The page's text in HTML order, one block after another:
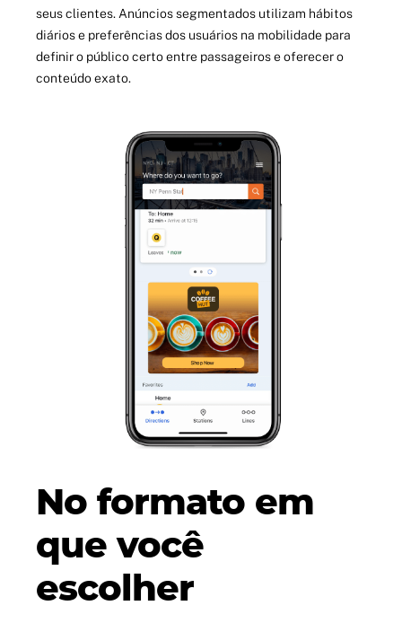
seus clientes. Anúncios segmentados utilizam hábitos
diários e preferências dos usuários na mobilidade para
definir o público certo entre passageiros e oferecer o
conteúdo exato.
No formato em
que você
escolher